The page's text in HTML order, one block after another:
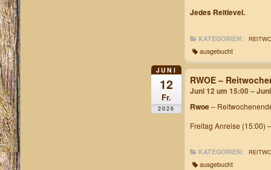
Jedes Reitlevel.
KATEGORIEN:
ausgebucht
JUNI
12
Fr.
2026
RWOE –
Juni 12 um 15:00 –
Rwoe–
Freitag Anreise (15:00)
KATEGORIEN:
ausgebucht